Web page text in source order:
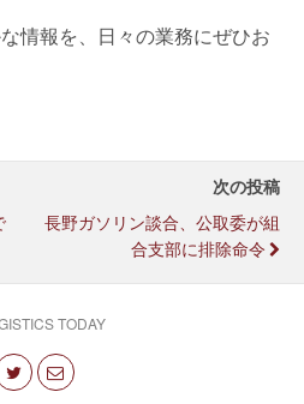
情報を、日々の業務にぜひお
次の投稿
長野ガソリン談合、公取委が組
合支部に排除命令
TODAY